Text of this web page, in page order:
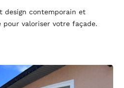
design contemporain et
pour valoriser votre façade.